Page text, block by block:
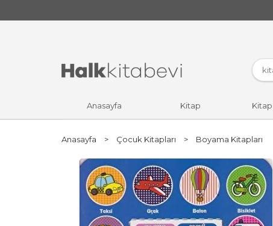
Anasayfa Kitap
Anasayfa > Çocuk Kitapları > Boyama Kitapları